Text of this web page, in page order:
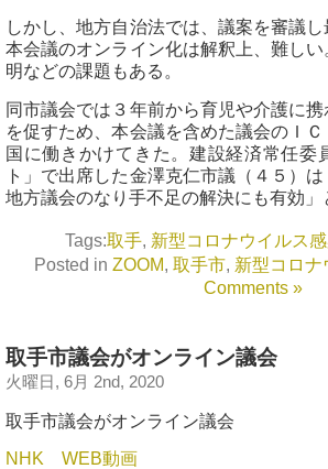
しかし、地方自治法では、議案を審議
本会議のオンライン化は解釈上、難し
明などの課題もある。
同市議会では３年前から育児や介護に
を促すため、本会議を含めた議会のＩ
国に働きかけてきた。建設経済常任委
ト」で出席した金澤克仁市議（４５）
地方議会のなり手不足の解決にも有効」
Tags:取手, 新型コロナウイルス
Posted in ZOOM, 取手市, 新型コロナ
Comments »
取手市議会がオンライン議会
火曜日, 6月 2nd, 2020
取手市議会がオンライン議会
NHK WEB動画